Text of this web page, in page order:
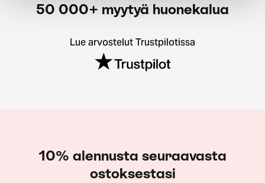
50 000+ myytyä huonekalua
Lue arvostelut Trustpilotissa
10% alennusta seuraavasta
ostoksestasi